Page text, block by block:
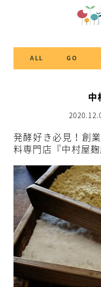
ALL GO
中
発酵好き必見！創
料専門店『中村屋麹